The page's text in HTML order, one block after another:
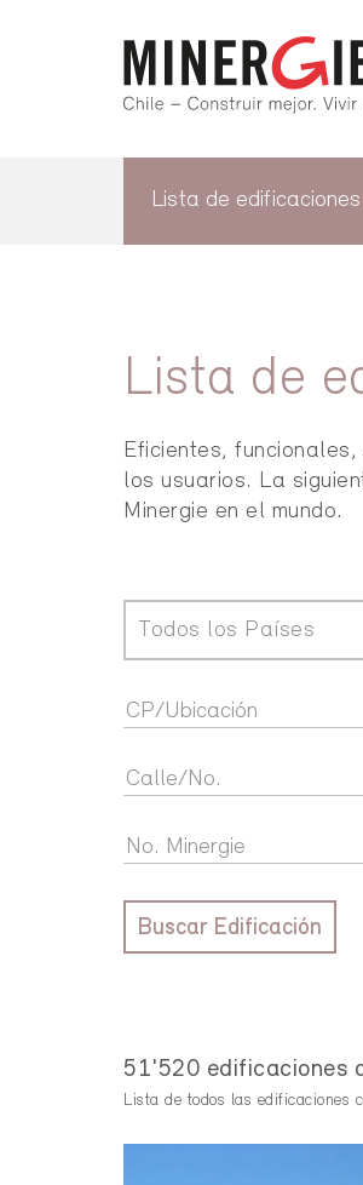
Lista de edificaciones
Lista de
Eficientes,
los usuarios. La
Minergie en el mundo.
Todos los Países
Buscar Edificación
51'520 edificaciones
Lista de todos las edificaciones